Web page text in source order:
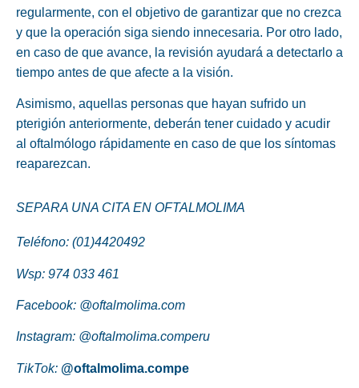
regularmente, con el objetivo de garantizar que no crezca
y que la operación siga siendo innecesaria. Por otro lado,
en caso de que avance, la revisión ayudará a detectarlo a
tiempo antes de que afecte a la visión.
Asimismo, aquellas personas que hayan sufrido un
pterigión anteriormente, deberán tener cuidado y acudir
al oftalmólogo rápidamente en caso de que los síntomas
reaparezcan.
SEPARA UNA CITA EN OFTALMOLIMA
Teléfono: (01)4420492
Wsp: 974 033 461
Facebook: @oftalmolima.com
Instagram: @oftalmolima.comperu
TikTok: @oftalmolima.compe